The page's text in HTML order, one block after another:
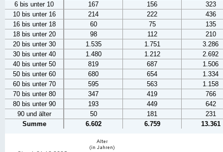
6 bis unter 10
167 156
323
10 bis unter 16
214 222
436
16 bis unter 18
60 75
135
18 bis unter 20
98 112
210
20 bis unter 30
1.535 1.751
3.286
30 bis unter 40
1.480 1.212
2.692
40 bis unter 50
819 687
1.506
50 bis unter 60
680 654
1.334
60 bis unter 70
595 563
1.158
70 bis unter 80
347 419
766
80 bis unter 90
193 449
642
90 und älter
50 181
231
Summe
6.602 6.759 13.361